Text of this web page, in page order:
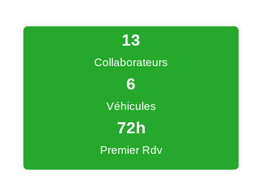
Collaborateurs
13
Véhicules
6
Premier Rdv
72h